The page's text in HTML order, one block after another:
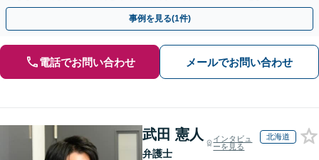
う全力でサポートいたします。
事例を見る(1件)
電話でお問い合わせ メールでお問い合わせ
武田 憲人
弁護士
インタビュ
ーを見る
北海道